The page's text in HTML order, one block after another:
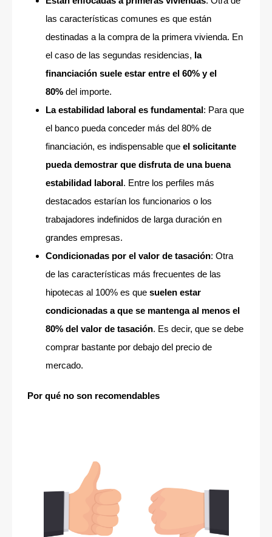
las características comunes es que están
destinadas a la compra de la primera vivienda. En
el caso de las segundas residencias, la
financiación suele estar entre el 60% y el
80% del importe.
La estabilidad laboral es fundamental: Para que
el banco pueda conceder más del 80% de
financiación, es indispensable que el solicitante
pueda demostrar que disfruta de una buena
estabilidad laboral. Entre los perfiles más
destacados estarían los funcionarios o los
trabajadores indefinidos de larga duración en
grandes empresas.
Condicionadas por el valor de tasación: Otra
de las características más frecuentes de las
hipotecas al 100% es que suelen estar
condicionadas a que se mantenga al menos el
80% del valor de tasación. Es decir, que se debe
comprar bastante por debajo del precio de
mercado.
Por qué no son recomendables